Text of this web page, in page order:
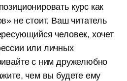
курс как
не стоит. Ваш читатель
человек, хочет
или личных
с ним дружелюбно
чем вы будете ему